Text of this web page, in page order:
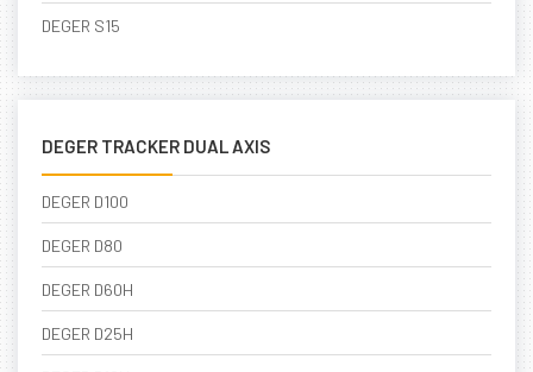
DEGER S15
DEGER TRACKER DUAL AXIS
DEGER D100
DEGER D80
DEGER D60H
DEGER D25H